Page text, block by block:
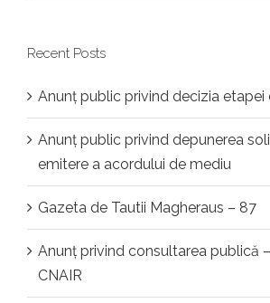
Recent Posts
Anunț public privind decizia etapei
Anunț public privind depunerea
emitere a acordului de mediu
Gazeta de Tautii Magheraus – 87
Anunț privind consultarea publică
CNAIR